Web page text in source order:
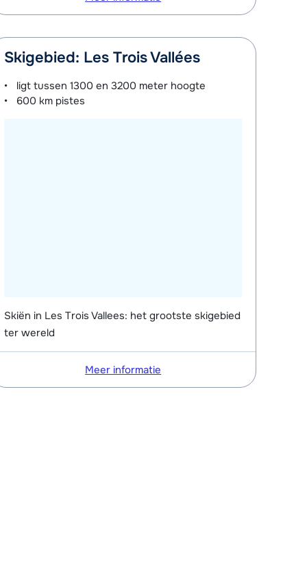
Skigebied: Les Trois Vallées
ligt tussen1300 en 3200 meter hoogte
600 km pistes
Skiën in Les Trois Vallees: het grootste skigebied
ter wereld
Meer informatie